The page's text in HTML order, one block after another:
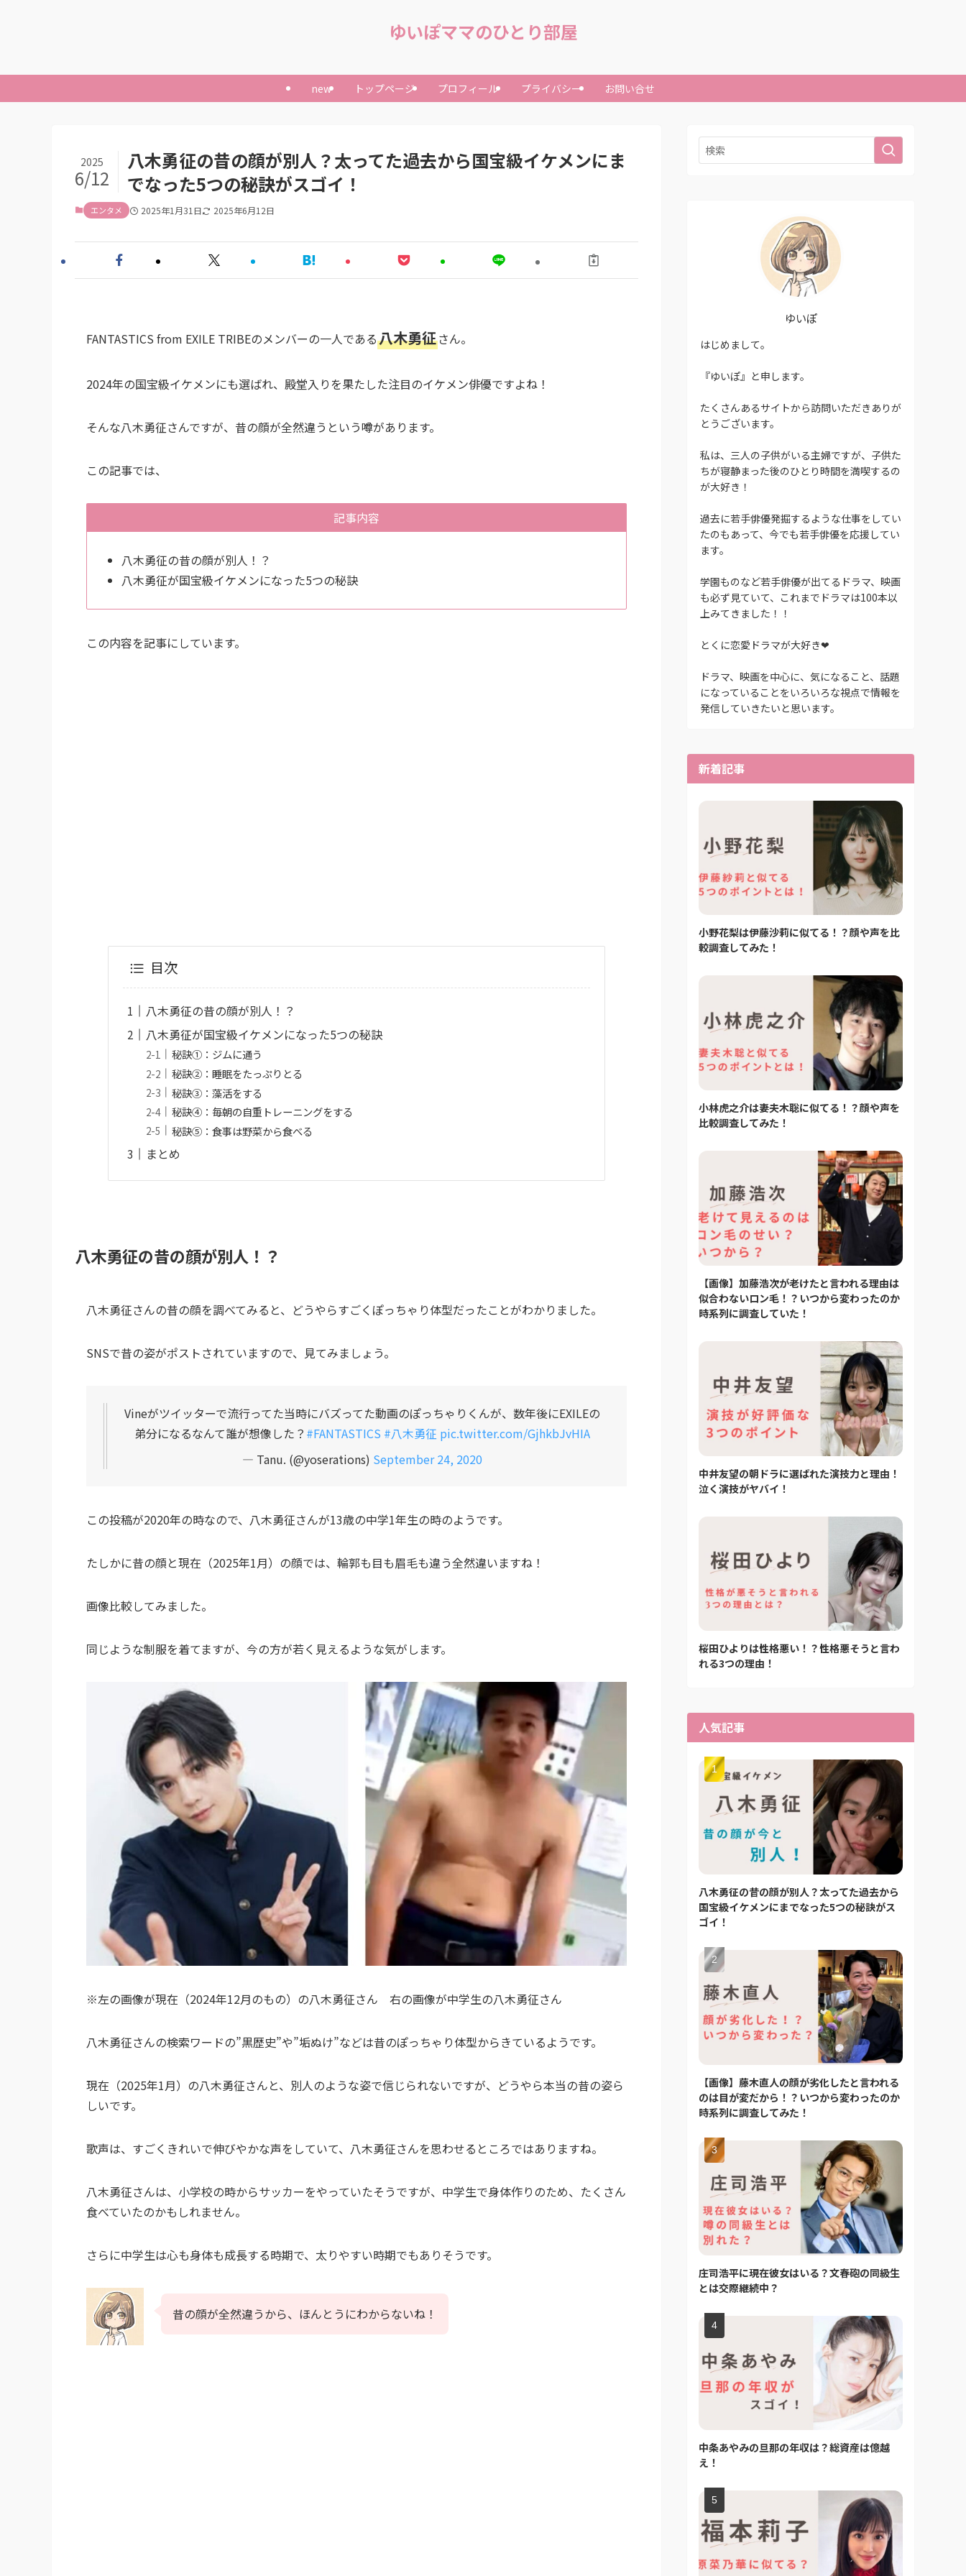
ゆいぽママのひとり部屋
new トップページ プロフィール プライバシー お問い合せ
八木勇征の昔の顔が別人？太ってた過去から国宝級イケメンにま
でなった5つの秘訣がスゴイ！
2025
6/12
エンタメ 2025年1月31日 2025年6月12日
FANTASTICS from EXILE TRIBEのメンバーの一人である八木勇征さん。
2024年の国宝級イケメンにも選ばれ、殿堂入りを果たした注目のイケメン俳優ですよね！
そんな八木勇征さんですが、昔の顔が全然違うという噂があります。
この記事では、
記事内容
八木勇征の昔の顔が別人！？
八木勇征が国宝級イケメンになった5つの秘訣
この内容を記事にしています。
目次
八木勇征の昔の顔が別人！？
八木勇征が国宝級イケメンになった5つの秘訣
秘訣①：ジムに通う
秘訣②：睡眠をたっぷりとる
秘訣③：藻活をする
秘訣④：毎朝の自重トレーニングをする
秘訣⑤：食事は野菜から食べる
まとめ
八木勇征の昔の顔が別人！？
八木勇征さんの昔の顔を調べてみると、どうやらすごくぽっちゃり体型だったことがわかりました。
SNSで昔の姿がポストされていますので、見てみましょう。
Vineがツイッターで流行ってた当時にバズってた動画のぽっちゃりくんが、数年後にEXILEの
弟分になるなんて誰が想像した？ #FANTASTICS #八木勇征 pic.twitter.com/GjhkbJvHIA
— Tanu. (@yoserations) September 24, 2020
この投稿が2020年の時なので、八木勇征さんが13歳の中学1年生の時のようです。
たしかに昔の顔と現在（2025年1月）の顔では、輪郭も目も眉毛も違う全然違いますね！
画像比較してみました。
同じような制服を着てますが、今の方が若く見えるような気がします。
※左の画像が現在（2024年12月のもの）の八木勇征さん 右の画像が中学生の八木勇征さん
八木勇征さんの検索ワードの”黒歴史”や”垢ぬけ”などは昔のぽっちゃり体型からきているようです。
現在（2025年1月）の八木勇征さんと、別人のような姿で信じられないですが、どうやら本当の昔の姿ら
しいです。
歌声は、すごくきれいで伸びやかな声をしていて、八木勇征さんを思わせるところではありますね。
八木勇征さんは、小学校の時からサッカーをやっていたそうですが、中学生で身体作りのため、たくさん
食べていたのかもしれません。
さらに中学生は心も身体も成長する時期で、太りやすい時期でもありそうです。
昔の顔が全然違うから、ほんとうにわからないね！
ゆいぽ
はじめまして。
『ゆいぽ』と申します。
たくさんあるサイトから訪問いただきありが
とうございます。
私は、三人の子供がいる主婦ですが、子供た
ちが寝静まった後のひとり時間を満喫するの
が大好き！
過去に若手俳優発掘するような仕事をしてい
たのもあって、今でも若手俳優を応援してい
ます。
学園ものなど若手俳優が出てるドラマ、映画
も必ず見ていて、これまでドラマは100本以
上みてきました！！
とくに恋愛ドラマが大好き❤
ドラマ、映画を中心に、気になること、話題
になっていることをいろいろな視点で情報を
発信していきたいと思います。
新着記事
小野花梨は伊藤沙莉に似てる！？顔や声を比
較調査してみた！
小林虎之介は妻夫木聡に似てる！？顔や声を
比較調査してみた！
【画像】加藤浩次が老けたと言われる理由は
似合わないロン毛！？いつから変わったのか
時系列に調査していた！
中井友望の朝ドラに選ばれた演技力と理由！
泣く演技がヤバイ！
桜田ひよりは性格悪い！？性格悪そうと言わ
れる3つの理由！
人気記事
八木勇征の昔の顔が別人？太ってた過去から
国宝級イケメンにまでなった5つの秘訣がス
ゴイ！
【画像】藤木直人の顔が劣化したと言われる
のは目が変だから！？いつから変わったのか
時系列に調査してみた！
庄司浩平に現在彼女はいる？文春砲の同級生
とは交際継続中？
中条あやみの旦那の年収は？総資産は億越
え！